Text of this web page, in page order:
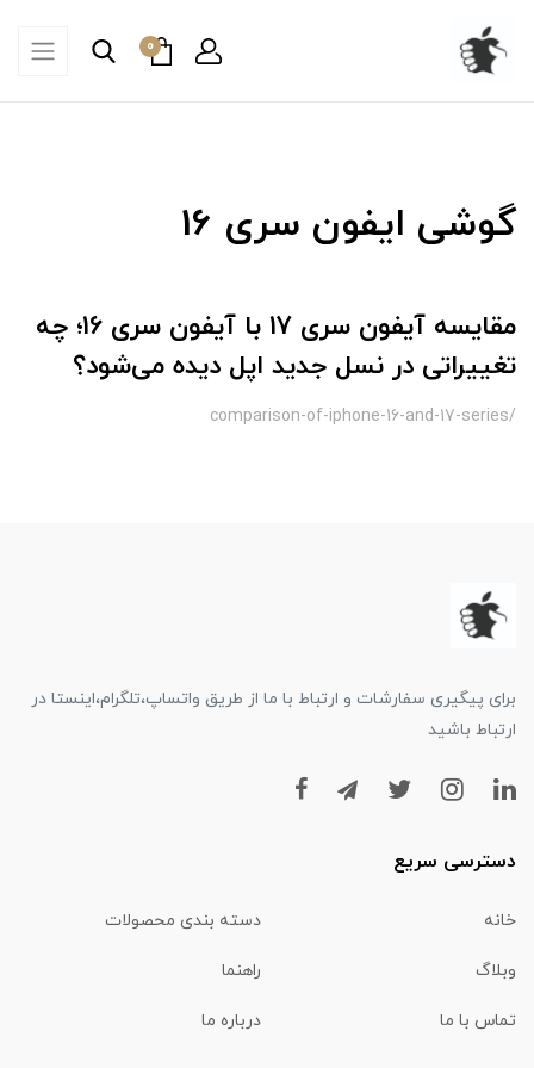
0
گوشی ایفون سری 16
مقایسه آیفون سری 17 با آیفون سری 16؛ چه
تغییراتی در نسل جدید اپل دیده می‌شود؟
/comparison-of-iphone-16-and-17-series
برای پیگیری سفارشات و ارتباط با ما از طریق واتساپ،تلگرام،اینستا در
ارتباط باشید
دسترسی سریع
خانه دسته بندی محصولات
وبلاگ راهنما
تماس با ما درباره ما